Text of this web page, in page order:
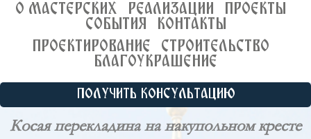
О МАСТЕРСКИХ РЕАЛИЗАЦИИ
ПРОЕКТЫ
СОБЫТИЯ
КОНТАКТЫ
ПРОЕКТИРОВАНИЕ
СТРОИТЕЛЬСТВО
БЛАГОУКРАШЕНИЕ
ПОЛУЧИТЬ КОНСУЛЬТАЦИЮ
Косая перекладина на накупольном кресте